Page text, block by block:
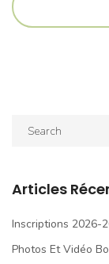
Articles
Inscriptions 2026-
Photos Et Vidéo